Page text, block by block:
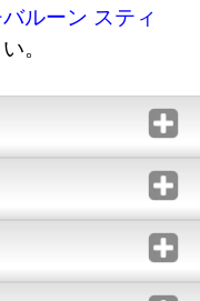
ルーン スティ
。